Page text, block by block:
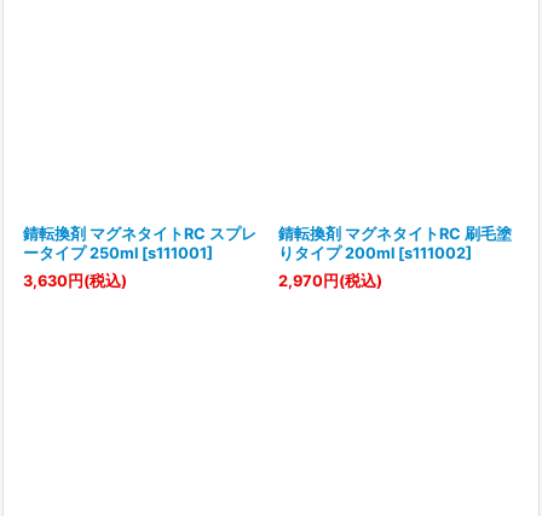
錆転換剤 マグネタイトRC スプレ
ータイプ 250ml [s111001]
3,630円 (税込)
錆転換剤 マグネタイトRC 刷毛塗
りタイプ 200ml [s111002]
2,970円 (税込)